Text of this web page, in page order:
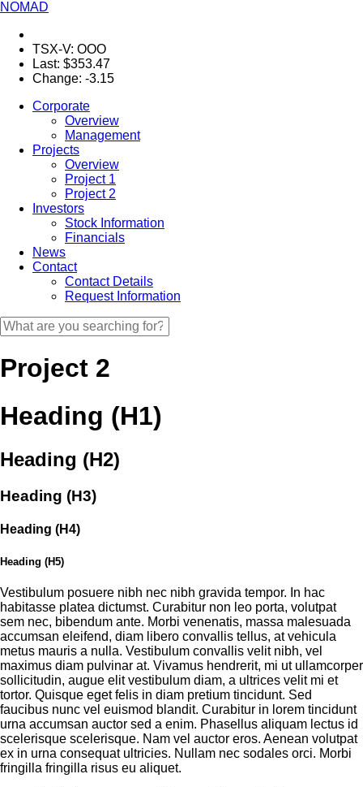
NOMAD
TSX-V: OOO
Last: $353.47
Change: -3.15
Corporate
Overview
Management
Projects
Overview
Project 1
Project 2
Investors
Stock Information
Financials
News
Contact
Contact Details
Request Information
Project 2
Heading (H1)
Heading (H2)
Heading (H3)
Heading (H4)
Heading (H5)
Vestibulum posuere nibh nec nibh gravida tempor. In hac
habitasse platea dictumst. Curabitur non leo porta, volutpat
sem nec, bibendum ante. Morbi venenatis, massa malesuada
accumsan eleifend, diam libero convallis tellus, at vehicula
metus mauris a nulla. Vestibulum convallis velit nibh, vel
maximus diam pulvinar at. Vivamus hendrerit, mi ut ullamcorper
sollicitudin, augue elit vestibulum diam, a ultrices velit mi et
tortor. Quisque eget felis in diam pretium tincidunt. Sed
faucibus nunc vel euismod blandit. Curabitur in lorem tincidunt
urna accumsan auctor sed a enim. Phasellus aliquam lectus id
scelerisque scelerisque. Nam vel auctor eros. Aenean volutpat
ex in urna consequat ultricies. Nullam nec sodales orci. Morbi
fringilla fringilla risus eu aliquet.